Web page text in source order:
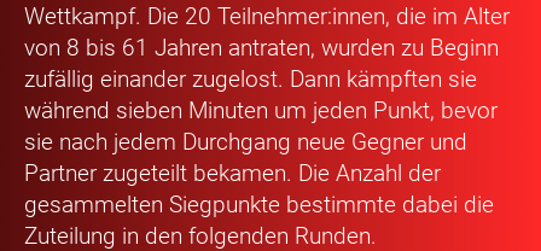
Wettkampf. Die 20 Teilnehmer:innen, die im Alter
von 8 bis 61 Jahren antraten, wurden zu Beginn
zufällig einander zugelost. Dann kämpften sie
während sieben Minuten um jeden Punkt, bevor
sie nach jedem Durchgang neue Gegner und
Partner zugeteilt bekamen. Die Anzahl der
gesammelten Siegpunkte bestimmte dabei die
Zuteilung in den folgenden Runden.